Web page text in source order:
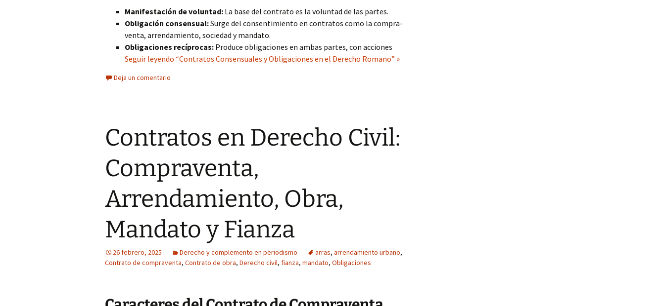
Manifestación de voluntad: La base del contrato es la voluntad de las partes.
Obligación consensual:Surge del consentimiento en contratos como la compra-
venta, arrendamiento, sociedad y mandato.
Obligaciones recíprocas: Produce obligaciones en ambas partes, con acciones
Seguir leyendo “Contratos Consensuales y Obligaciones en el Derecho Romano” »
Deja un comentario
Contratos en Derecho Civil:
Compraventa,
Arrendamiento, Obra,
Mandato y Fianza
26 febrero, 2025 Derecho y complemento en periodismo arras, arrendamiento urbano,
Contrato de compraventa, Contrato de obra, Derecho civil, fianza, mandato, Obligaciones